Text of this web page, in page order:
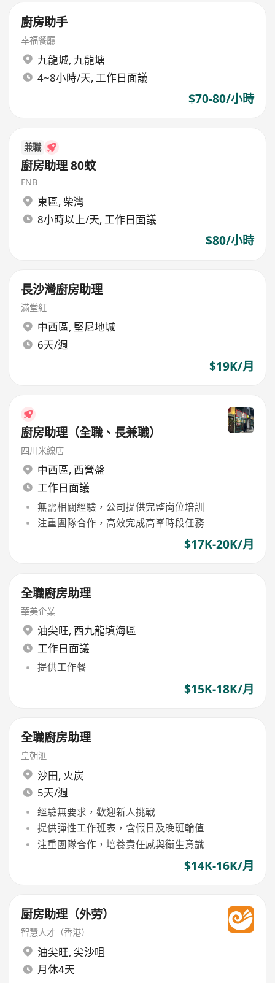
廚房助手
幸福餐廳
九龍城, 九龍塘
4~8小時/天, 工作日面議
$70-80/小時
兼職
廚房助理 80蚊
FNB
東區, 柴灣
8小時以上/天, 工作日面議
$80/小時
長沙灣廚房助理
滿堂紅
中西區, 堅尼地城
6天/週
$19K/月
廚房助理（全職、長兼職）
四川米線店
中西區, 西營盤
工作日面議
無需相關經驗，公司提供完整崗位培訓
注重團隊合作，高效完成高峯時段任務
$17K-20K/月
全職廚房助理
華美企業
油尖旺, 西九龍填海區
工作日面議
提供工作餐
$15K-18K/月
全職廚房助理
皇朝滙
沙田, 火炭
5天/週
經驗無要求，歡迎新人挑戰
提供彈性工作班表，含假日及晚班輪值
注重團隊合作，培養責任感與衛生意識
$14K-16K/月
厨房助理（外劳）
智慧人才（香港）
油尖旺, 尖沙咀
月休4天